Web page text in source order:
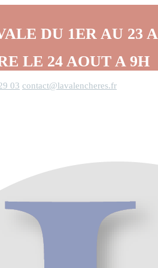
DU 1ER AU 23
LE 24 AOUT A 9H
03 contact@lavalencheres.fr